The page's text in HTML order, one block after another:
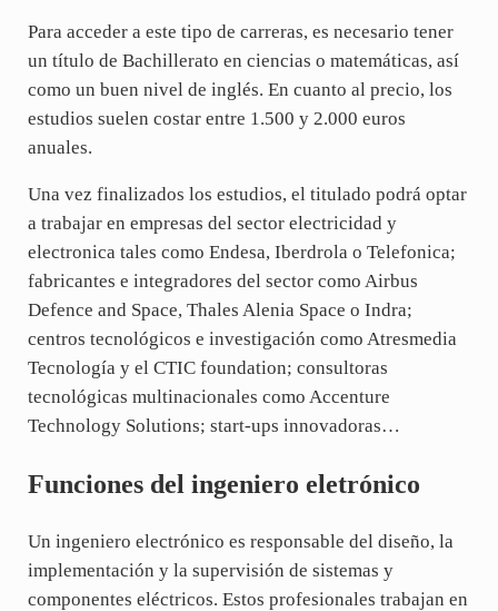
Para acceder a este tipo de carreras, es necesario tener
un título de Bachillerato en ciencias o matemáticas, así
como un buen nivel de inglés. En cuanto al precio, los
estudios suelen costar entre 1.500 y 2.000 euros
anuales.
Una vez finalizados los estudios, el titulado podrá optar
a trabajar en empresas del sector electricidad y
electronica tales como Endesa, Iberdrola o Telefonica;
fabricantes e integradores del sector como Airbus
Defence and Space, Thales Alenia Space o Indra;
centros tecnológicos e investigación como Atresmedia
Tecnología y el CTIC foundation; consultoras
tecnológicas multinacionales como Accenture
Technology Solutions; start-ups innovadoras…
Funciones del ingeniero eletrónico
Un ingeniero electrónico es responsable del diseño, la
implementación y la supervisión de sistemas y
componentes eléctricos. Estos profesionales trabajan en